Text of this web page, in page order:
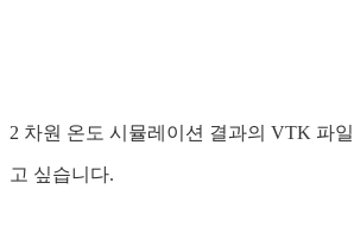
2 차원 온도 시뮬레이션 결과의 VTK 파
고 싶습니다.